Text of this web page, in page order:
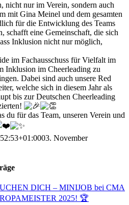
nur im Verein, sondern auch
mit Gina Meinel und dem gesamten
für die Entwicklung des Teams
schafft eine Gemeinschaft, die sich
Inklusion nicht nur möglich,
im Fachausschuss für Vielfalt im
Inklusion im Cheerleading zu
Dabei sind auch unsere Red
welche sich in diesem Jahr als
bis zur Deutschen Cheerleading
du für das Team, unseren Verein und
03. November
DICH – MINIJOB bei CMA
2025! 🏆